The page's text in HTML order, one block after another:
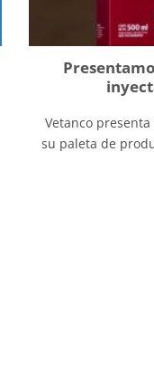
Vetanco
su paleta de